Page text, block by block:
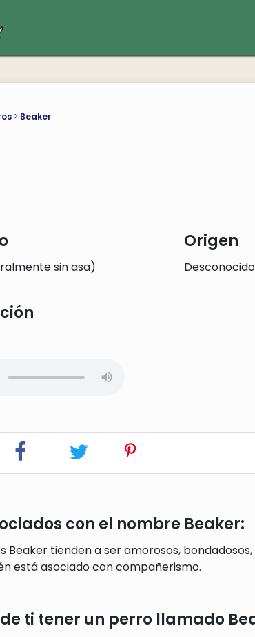
> Beaker
sin asa)
Origen
Desconocido
con el nombre Beaker:
Beaker tienden a ser amorosos,
está asociado con compañerismo.
ti tener un perro llamado